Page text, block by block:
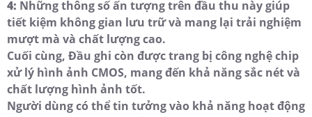
4: Những thông số ấn tượng trên đầu thu này giúp
tiết kiệm không gian lưu trữ và mang lại trải nghiệm
mượt mà và chất lượng cao.
Cuối cùng, Đầu ghi còn được trang bị công nghệ chip
xử lý hình ảnh CMOS, mang đến khả năng sắc nét và
chất lượng hình ảnh tốt.
Người dùng có thể tin tưởng vào khả năng hoạt động